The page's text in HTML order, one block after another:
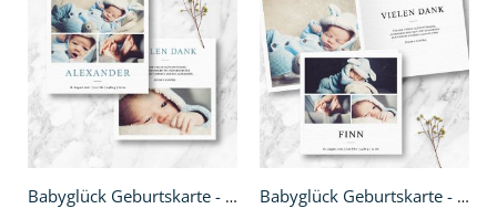
Babyglück Geburtskarte - quadratisch Babyglück Geburtskarte - Klappkarte quadratisch